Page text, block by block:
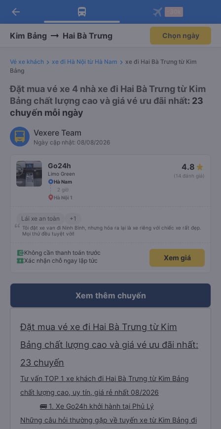
Tải app Vexere ngay!
Nhận ưu đãi thành viên độc
Mở app
Tải app Vexere
-30k/ghế khi đặt vé máy bay qua
Mở app
arrow_back
Kim Bảng Hai Bà Trưng Chọn ngày
Vé xe khách xe đi Hà Nội từ Hà Nam
xe đi Hai Bà Trưng từ Kim
Bảng
Đặt mua vé xe 4 nhà xe đi Hai Bà Trưng từ Kim
Bảng chất lượng cao và giá vé ưu đãi nhất: 23
chuyến mỗi ngày
Vexere Team
Ngày cập nhật: 08/08/2026
Go24h
Limo Green
4.8
(14 đánh giá)
Hà Nam
2 giờ
Hà Nội 1
Lái xe an toàn +1
Tôi đặt xe van đi Ninh Bình, nhưng hóa ra lại là xe riêng với chiếc xe rất đẹp.
Mọi thứ đều tuyệt vời!
Không cần thanh toán trước
Xác nhận chỗ ngay lập tức
Xem giá
Xem thêm chuyến
Đặt mua vé xe đi Hai Bà Trưng từ Kim
Bảng chất lượng cao và giá vé ưu đãi nhất:
23 chuyến
Tư vấn TOP 1 xe khách đi Hai Bà Trưng từ Kim Bảng
chất lượng cao, uy tín, giá rẻ nhất 08/2026
🚌 1. Xe Go24h khởi hành tại Phủ Lý
Những câu hỏi thường gặp về tuyến xe từ Kim Bảng đi